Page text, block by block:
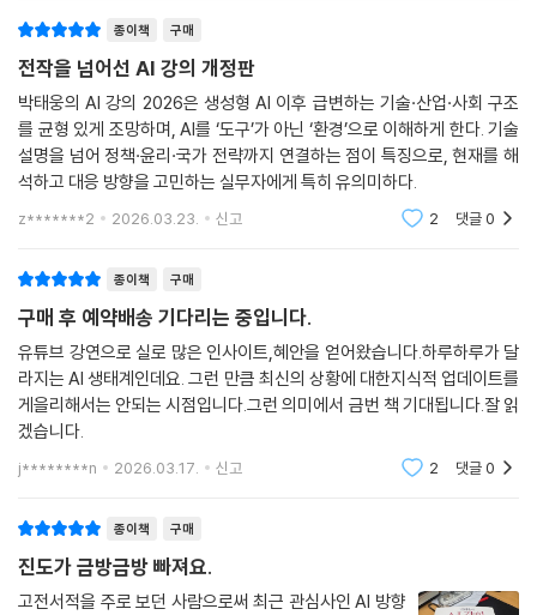
종이책 구매
전작을 넘어선 AI 강의 개정판
박태웅의 AI 강의 2026은 생성형 AI 이후 급변하는 기술·산업·사회 구조
를 균형 있게 조망하며, AI를 ‘도구’가 아닌 ‘환경’으로 이해하게 한다. 기술
설명을 넘어 정책·윤리·국가 전략까지 연결하는 점이 특징으로, 현재를 해
석하고 대응 방향을 고민하는 실무자에게 특히 유의미하다.
z*******2 2026.03.23. 신고 2 댓글0
종이책 구매
구매 후 예약배송 기다리는 중입니다.
유튜브 강연으로 실로 많은 인사이트,혜안을 얻어왔습니다.하루하루가 달
라지는 AI 생태계인데요. 그런 만큼 최신의 상황에 대한지식적 업데이트를
게을리해서는 안되는 시점입니다.그런 의미에서 금번 책 기대됩니다.잘 읽
겠습니다.
j********n 2026.03.17. 신고 2 댓글0
종이책 구매
진도가 금방금방 빠져요.
고전서적을 주로 보던 사람으로써 최근 관심사인 AI 방향